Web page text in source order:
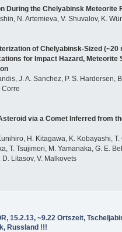
During the Chelyabinsk Meteorite
N. Artemieva, V. Shuvalov, K.
of Chelyabinsk-Sized (~20
for Impact Hazard, Meteorite
J. A. Sanchez, P. S. Hardersen,
Corre
via a Comet Inferred from
H. Kitagawa, K. Kobayashi, T.
T. Tsujimori, M. Yamanaka, G. E.
Litasov, V. Malkovets
15.2.13, ~9.22 Ortszeit,
Russland !!!